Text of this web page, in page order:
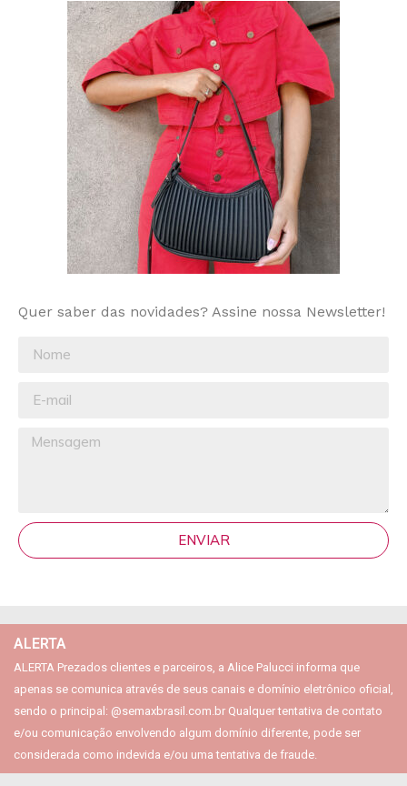
Quer saber das novidades? Assine nossa Newsletter!
ENVIAR
ALERTA
ALERTA Prezados clientes e parceiros, a Alice Palucci informa que
apenas se comunica através de seus canais e domínio eletrônico oficial,
sendo o principal: @semaxbrasil.com.br Qualquer tentativa de contato
e/ou comunicação envolvendo algum domínio diferente, pode ser
considerada como indevida e/ou uma tentativa de fraude.